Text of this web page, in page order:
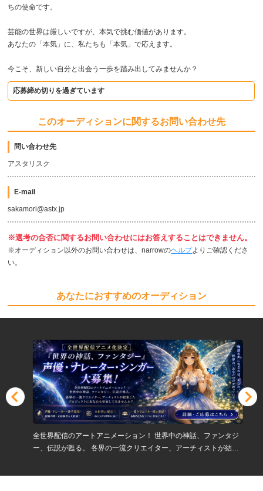
ちの使命です。
芸能の世界は厳しいですが、本気で挑む価値があります。
あなたの「本気」に、私たちも「本気」で応えます。
今こそ、新しい自分と出会う一歩を踏み出してみませんか？
応募締め切りを過ぎています
このオーディションに関するお問い合わせ先
問い合わせ先
アスタリスク
E-mail
sakamori@astx.jp
※選考の合否に関するお問い合わせにはお答えすることはできません。
※オーディション以外のお問い合わせは、narrowのヘルプよりご確認くださ
い。
あなたにおすすめのオーディション
全世界配信のアートアニメーション！ 世界中の神話、ファンタジ
ー、伝説が甦る。 各界の一流クリエイター、アーチィストが結集